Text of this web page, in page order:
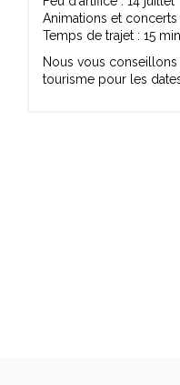
Animations et
Temps de trajet : 15
Nous vous
tourisme pour les